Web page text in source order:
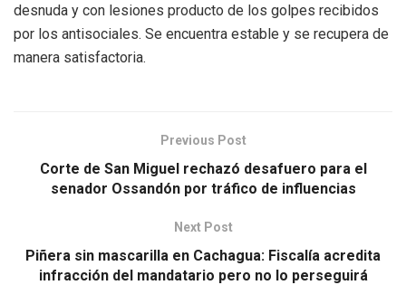
desnuda y con lesiones producto de los golpes recibidos
por los antisociales. Se encuentra estable y se recupera de
manera satisfactoria.
Previous Post
Corte de San Miguel rechazó desafuero para el
senador Ossandón por tráfico de influencias
Next Post
Piñera sin mascarilla en Cachagua: Fiscalía acredita
infracción del mandatario pero no lo perseguirá